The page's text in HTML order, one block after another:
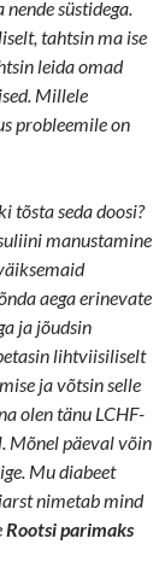
süstidega.
tahtsin ma ise
leida omad
Millele
probleemile on
tõsta seda doosi?
manustamine
aega erinevate
ja jõudsin
lihtviisiliselt
ja võtsin selle
olen tänu LCHF-
Mõnel päeval võin
Mu diabeet
nimetab mind
Rootsi parimaks